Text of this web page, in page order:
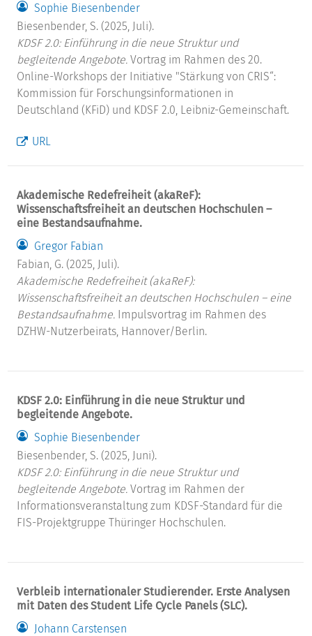
Sophie Biesenbender
Biesenbender, S. (2025, Juli).
KDSF 2.0: Einführung in die neue Struktur und
begleitende Angebote. Vortrag im Rahmen des 20.
Online-Workshops der Initiative "Stärkung von CRIS“:
Kommission für Forschungsinformationen in
Deutschland (KFiD) und KDSF 2.0, Leibniz-Gemeinschaft.
URL
Akademische Redefreiheit (akaReF):
Wissenschaftsfreiheit an deutschen Hochschulen –
eine Bestandsaufnahme.
Gregor Fabian
Fabian, G. (2025, Juli).
Akademische Redefreiheit (akaReF):
Wissenschaftsfreiheit an deutschen Hochschulen – eine
Bestandsaufnahme. Impulsvortrag im Rahmen des
DZHW-Nutzerbeirats, Hannover/Berlin.
KDSF 2.0: Einführung in die neue Struktur und
begleitende Angebote.
Sophie Biesenbender
Biesenbender, S. (2025, Juni).
KDSF 2.0: Einführung in die neue Struktur und
begleitende Angebote. Vortrag im Rahmen der
Informationsveranstaltung zum KDSF-Standard für die
FIS-Projektgruppe Thüringer Hochschulen.
Verbleib internationaler Studierender. Erste Analysen
mit Daten des Student Life Cycle Panels (SLC).
Johann Carstensen